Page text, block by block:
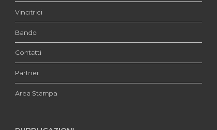
Vincitrici
Bando
Contatti
Partner
Area Stampa